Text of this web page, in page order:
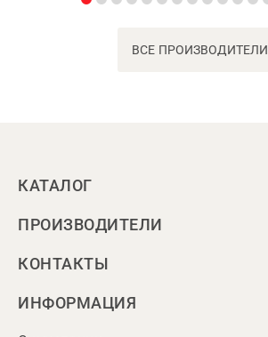
ВСЕ ПРОИЗВОДИТЕЛИ
КАТАЛОГ
ПРОИЗВОДИТЕЛИ
КОНТАКТЫ
ИНФОРМАЦИЯ